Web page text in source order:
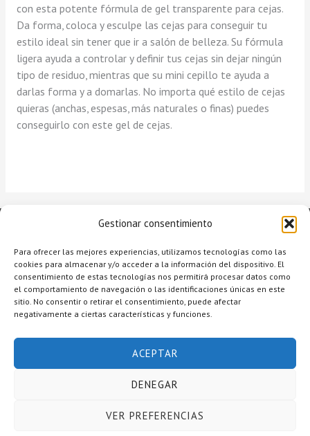
Gestionar consentimiento
Para ofrecer las mejores experiencias, utilizamos tecnologías como las
cookies para almacenar y/o acceder a la información del dispositivo. El
consentimiento de estas tecnologías nos permitirá procesar datos como
el comportamiento de navegación o las identificaciones únicas en este
sitio. No consentir o retirar el consentimiento, puede afectar
negativamente a ciertas características y funciones.
ACEPTAR
DENEGAR
VER PREFERENCIAS
con esta potente fórmula de gel transparente para cejas.
Da forma, coloca y esculpe las cejas para conseguir tu
estilo ideal sin tener que ir a salón de belleza. Su fórmula
ligera ayuda a controlar y definir tus cejas sin dejar ningún
tipo de residuo, mientras que su mini cepillo te ayuda a
darlas forma y a domarlas. No importa qué estilo de cejas
quieras (anchas, espesas, más naturales o finas) puedes
conseguirlo con este gel de cejas.
Copyright © 2026 Raquel Alcolea Salón de Belleza
Accesibilidad
Mapa del sitio